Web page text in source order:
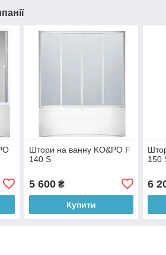
Штори на ванну KO&PO F
140 S
5 600₴
Купити
150
6